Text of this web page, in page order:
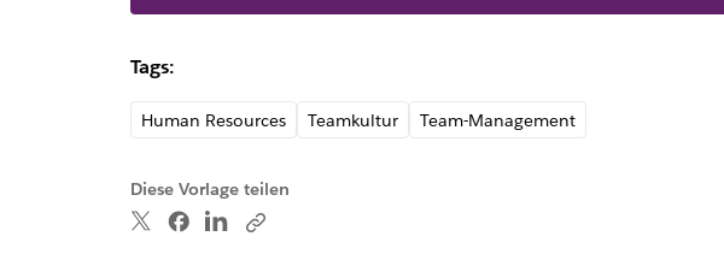
Tags:
Human Resources Teamkultur Team-Management
Diese Vorlage teilen